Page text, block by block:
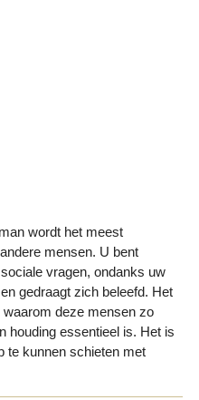
wordt het meest
mensen. U bent
vragen, ondanks uw
gedraagt zich beleefd. Het
deze mensen zo
houding essentieel is. Het is
te kunnen schieten met